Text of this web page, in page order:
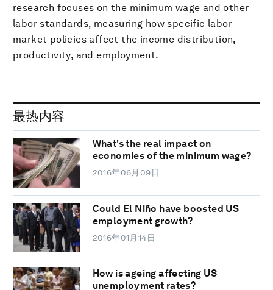
research focuses on the minimum wage and other
labor standards, measuring how specific labor
market policies affect the income distribution,
productivity, and employment.
最热内容
What's the real impact on
economies of the minimum wage?
2016年06月09日
Could El Niño have boosted US
employment growth?
2016年01月14日
How is ageing affecting US
unemployment rates?